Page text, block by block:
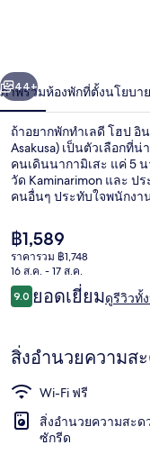
ซา
คุสะ
(HOP
INN
Asakusa)
า
ถัดไป
44+
ภาพรวมห้องพักที่ตั้งนโยบา
ถ้าอยากพักทำเลดี โฮป อิ
Asakusa) เป็นตัวเลือกที่
คนเดินนากามิเสะ แค่ 5
วัด Kaminarimon และ ป
คนอื่นๆ ประทับใจพนักงา
ราคา
ปัจจุบัน
฿1,589
฿1,589
ราคารวม ฿1,748
16 ส.ค. - 17 ส.ค.
รีวิว
9.09.0 จาก 10
ยอดเยี่ยมดูรีวิวทั้
สิ่งอำนวยความส
Wi-Fi ฟรี
สิ่งอำนวยความสะด
ซักรีด